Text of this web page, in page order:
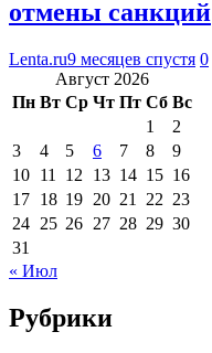
отмены санкций
Lenta.ru9 месяцев спустя 0
Август 2026
Пн Вт Ср Чт Пт Сб Вс
1
2
3
4 5 6 7 8
9
10 11 12 13 14 15 16
17 18 19 20 21 22 23
24 25 26 27 28 29 30
31
« Июл
Рубрики